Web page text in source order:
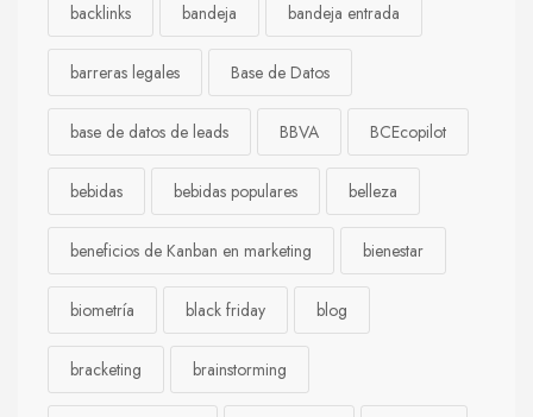
backlinks bandeja bandeja entrada
barreras legales Base de Datos
base de datos de leads BBVA BCEcopilot
bebidas bebidas populares belleza
beneficios de Kanban en marketing bienestar
biometría black friday blog
bracketing brainstorming